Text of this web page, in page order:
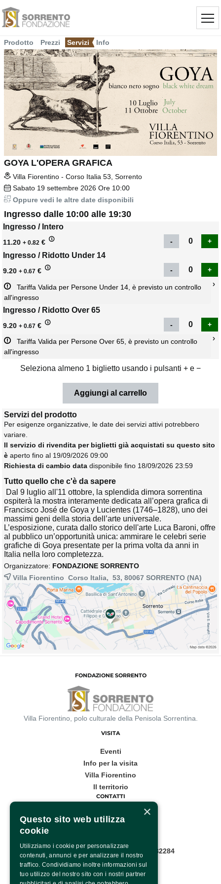
Prodotto Prezzi Servizi Info
GOYA L'OPERA GRAFICA
Villa Fiorentino - Corso Italia 53, Sorrento
Sabato 19 settembre 2026 Ore 10:00
Oppure vedi le altre date disponibili
Ingresso dalle 10:00 alle 19:30
Ingresso / Intero
11.20 + 0.82 €
Ingresso / Ridotto Under 14
9.20 + 0.67 €
all'ingresso
Ingresso / Ridotto Over 65
9.20 + 0.67 €
all'ingresso
Seleziona almeno 1 biglietto usando i pulsanti + e −
Servizi del prodotto
Per esigenze organizzative, le date dei servizi attivi potrebbero
variare.
Il servizio di rivendita per biglietti già acquistati su questo sito
è aperto fino al 19/09/2026 09:00
Richiesta di cambio data disponibile fino 18/09/2026 23:59
Tutto quello che c'è da sapere
Dal 9 luglio all'11 ottobre, la splendida dimora sorrentina
ospiterà la mostra interamente dedicata all’opera grafica di
Francisco José de Goya y Lucientes (1746–1828), uno dei
massimi geni della storia dell’arte universale.
L’esposizione, curata dallo storico dell'arte Luca Baroni, offre
al pubblico un’opportunità unica: ammirare le celebri serie
grafiche di Goya presentate per la prima volta da anni in
Italia nella loro completezza.
Organizzatore: FONDAZIONE SORRENTO
Villa Fiorentino Corso Italia, 53, 80067 SORRENTO (NA)
FONDAZIONE SORRENTO
Villa Fiorentino, polo culturale della Penisola Sorrentina.
VISITA
Eventi
Info per la visita
Villa Fiorentino
Il territorio
CONTATTI
Corso Italia, 53
Infopoint WhatsApp: +39 081 8782284
Pagina contatti
SOCIAL
×
Questo sito web utilizza
cookie
Utilizziamo i cookie per personalizzare
contenuti, annunci e per analizzare il nostro
traffico. Condividiamo inoltre informazioni sul
tuo utilizzo del nostro sito con i nostri partner